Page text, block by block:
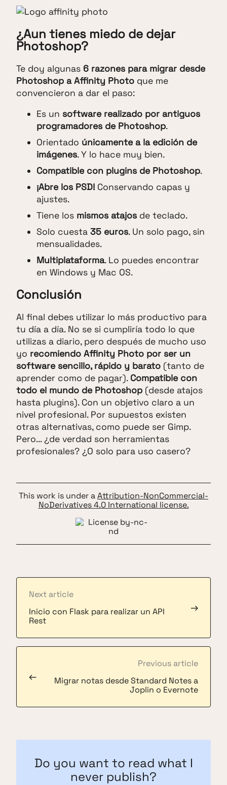
¿Aun tienes miedo de dejar
Photoshop?
Te doy algunas 6 razones para migrar desde
Photoshop a Affinity Photo que me
convencieron a dar el paso:
Es un software realizado por antiguos
programadores de Photoshop.
Orientado únicamente a la edición de
imágenes. Y lo hace muy bien.
Compatible con plugins de Photoshop.
¡Abre los PSD! Conservando capas y
ajustes.
Tiene los mismos atajos de teclado.
Solo cuesta 35 euros. Un solo pago, sin
mensualidades.
Multiplataforma. Lo puedes encontrar
en Windows y Mac OS.
Conclusión
Al final debes utilizar lo más productivo para
tu día a día. No se si cumpliría todo lo que
utilizas a diario, pero después de mucho uso
yo recomiendo Affinity Photo por ser un
software sencillo, rápido y barato (tanto de
aprender como de pagar). Compatible con
todo el mundo de Photoshop (desde atajos
hasta plugins). Con un objetivo claro a un
nivel profesional. Por supuestos existen
otras alternativas, como puede ser Gimp.
Pero... ¿de verdad son herramientas
profesionales? ¿O solo para uso casero?
This work is under aAttribution-NonCommercial-
NoDerivatives 4.0 International license.
Previous article
Migrar notas desde Standard Notes a
Joplin o Evernote
←
Next article
Inicio con Flask para realizar un API
Rest
→
Do you want to read what I
never publish?